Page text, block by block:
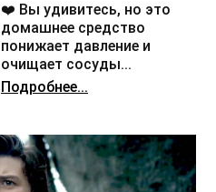
❤️ Вы удивитесь, но это
домашнее средство
понижает давление и
очищает сосуды...
Подробнее...